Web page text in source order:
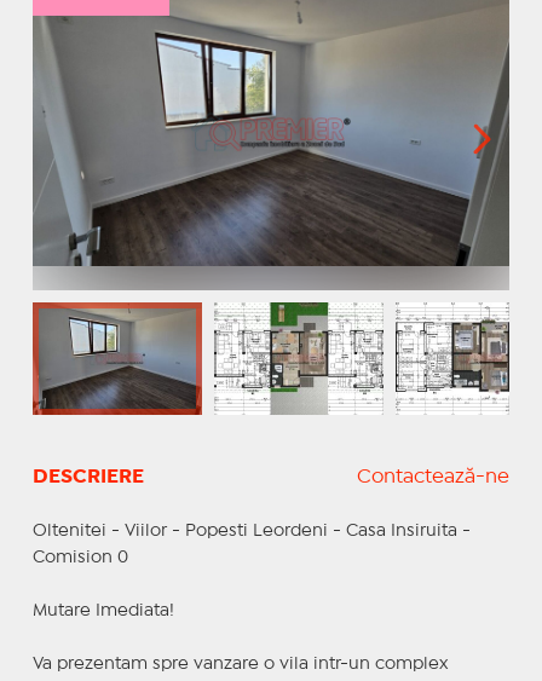
DESCRIERE Contactează-ne
Oltenitei - Viilor - Popesti Leordeni - Casa Insiruita -
Comision 0
Mutare Imediata!
Va prezentam spre vanzare o vila intr-un complex